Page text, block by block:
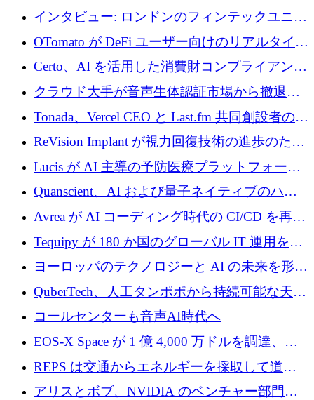
質生産に転換するために 700 万ユーロを調達
インタビュー: ロンドンのフィンテックユニコ
ーン Tide の CEO、オリバー・プリル氏
OTomato が DeFi ユーザー向けのリアルタイム
インテリジェンス レイヤーを構築するために
Improbable から 200 万ドルを調達
Certo、AI を活用した消費財コンプライアンス
プラットフォームのために 400 万ドルを調達
クラウド大手が音声生体認証市場から撤退す
るなか、Voxmindが54万6,000ポンドのプレシ
ード資金を調達
Tonada、Vercel CEO と Last.fm 共同創設者の支
援を受けてステルス撤退
ReVision Implant が視力回復技術の進歩のため
に 400 万ユーロを確保
Lucis が AI 主導の予防医療プラットフォーム
を拡大するためにシリーズ A で 2,000 万ドル
を調達
Quanscient、AI および量子ネイティブのハー
ドウェア エンジニアリングを推進するために
1,000 万ユーロを調達
Avrea が AI コーディング時代の CI/CD を再発
明するために 470 万ドルをかけてステルスか
ら浮上
Tequipy が 180 か国のグローバル IT 運用を自
動化するために 300 万ユーロ以上を調達
ヨーロッパのテクノロジーと AI の未来を形作
る: イノベーション リーダーが Nexus
Luxembourg 2026 に集まる理由
QuberTech、人工タンポポから持続可能な天然
ゴムを開発するために 340 万ポンドを調達
コールセンターも音声AI時代へ
EOS-X Space が 1 億 4,000 万ドルを調達、
Mistral が Emmi AI を買収、Bliq がエストニア
での完全無人道路運営を承認
REPS は交通からエネルギーを採取して道路
を発電所に変えるために 2,360 万ドルを調達
アリスとボブ、NVIDIA のベンチャー部門か